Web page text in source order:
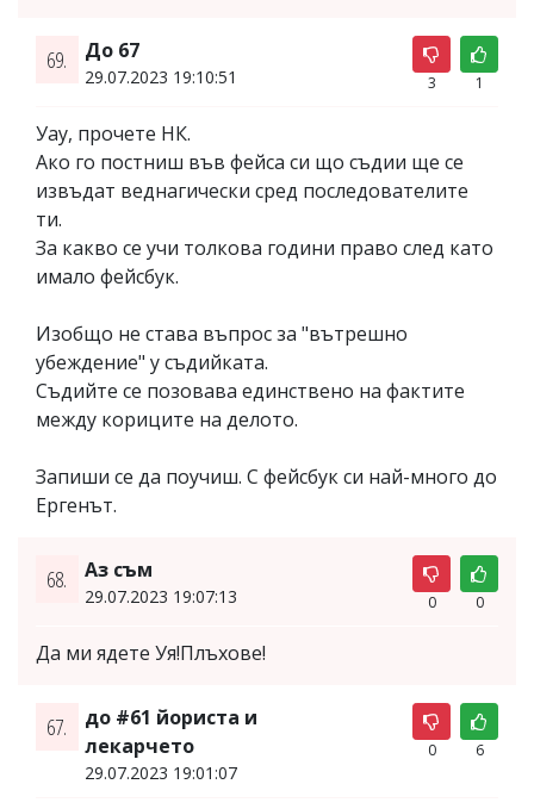
69. До 67
29.07.2023 19:10:51 3 1
Уау, прочете НК.
Ако го постниш във фейса си що съдии ще се
извъдат веднагически сред последователите
ти.
За какво се учи толкова години право след като
имало фейсбук.
Изобщо не става въпрос за "вътрешно
убеждение" у съдийката.
Съдийте се позовава единствено на фактите
между кориците на делото.
Запиши се да поучиш. С фейсбук си най-много до
Ергенът.
68. Аз съм
29.07.2023 19:07:13 0 0
Да ми ядете Уя!Плъхове!
67.
до #61 йориста и
лекарчето
29.07.2023 19:01:07
0 6